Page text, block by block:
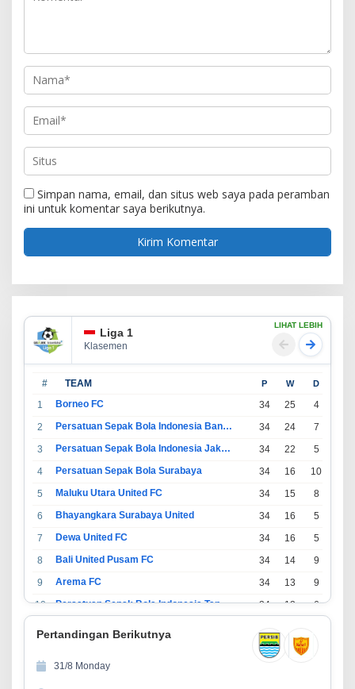
Simpan nama, email, dan situs web saya pada peramban
ini untuk komentar saya berikutnya.
Liga 1
Klasemen
LIHAT LEBIH
# TEAM P W D
1 Borneo FC 34 25 4
2
Persatuan Sepak Bola Indonesia Bandung 34 24 7
3
Persatuan Sepak Bola Indonesia Jakarta 34 22 5
4
Persatuan Sepak Bola Surabaya 34 16 10
5
Maluku Utara United FC 34 15 8
6
Bhayangkara Surabaya United 34 16 5
7
Dewa United FC 34 16 5
8
Bali United Pusam FC 34 14 9
9
Arema FC 34 13 9
10
Persatuan Sepak Bola Indonesia Tangerang 34 13 6
34 11
13
Pertandingan Berikutnya
31/8 Monday